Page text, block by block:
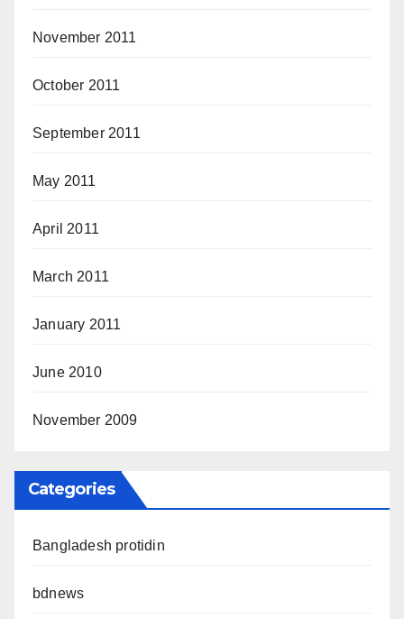
November 2011
October 2011
September 2011
May 2011
April 2011
March 2011
January 2011
June 2010
November 2009
Categories
Bangladesh protidin
bdnews